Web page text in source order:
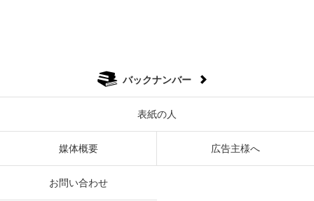
バックナンバー
表紙の人
媒体概要 広告主様へ
お問い合わせ